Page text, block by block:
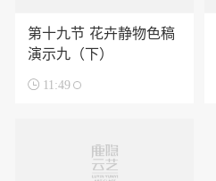
第十九节 花卉静物色稿
演示九（下）
 11:49